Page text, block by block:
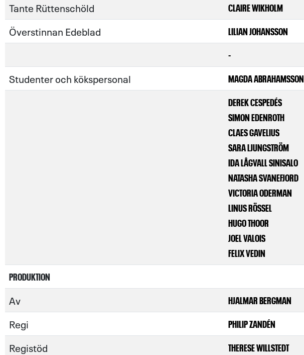
Tante Rüttenschöld CLAIRE WIKHOLM
Överstinnan Edeblad
LILIAN JOHANSSON
-
Studenter och kökspersonal
MAGDA ABRAHAMSSON
DEREK CESPEDÉS
SIMON EDENROTH
CLAES GAVELIUS
SARA LJUNGSTRÖM
IDA LÅGVALL SINISALO
NATASHA SVANEFJORD
VICTORIA ODERMAN
LINUS RÖSSEL
HUGO THOOR
JOEL VALOIS
FELIX VEDIN
PRODUKTION
Av HJALMAR BERGMAN
Regi PHILIP ZANDÉN
Registöd THERESE WILLSTEDT